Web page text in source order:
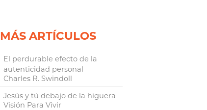
MÁS ARTÍCULOS
El perdurable efecto de la
autenticidad personal
Charles R. Swindoll
Jesús y tú debajo de la higuera
Visión Para Vivir